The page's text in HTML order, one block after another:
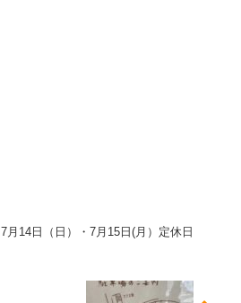
7月14日（日）・7月15日(月）定休日